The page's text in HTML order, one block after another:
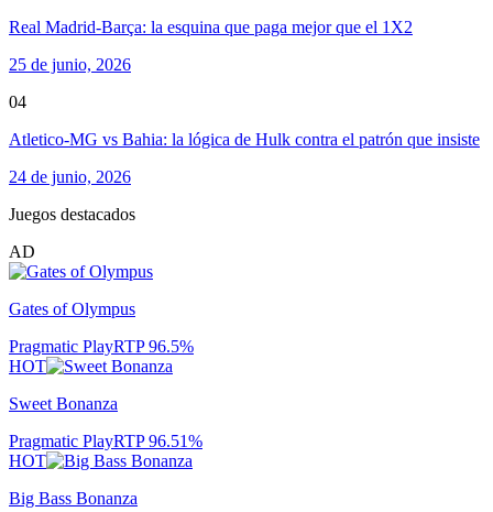
Real Madrid-Barça: la esquina que paga mejor que el 1X2
25 de junio, 2026
04
Atletico-MG vs Bahia: la lógica de Hulk contra el patrón que insiste
24 de junio, 2026
Juegos destacados
AD
Gates of Olympus
Pragmatic PlayRTP96.5%
HOT
Sweet Bonanza
Pragmatic PlayRTP96.51%
HOT
Big Bass Bonanza